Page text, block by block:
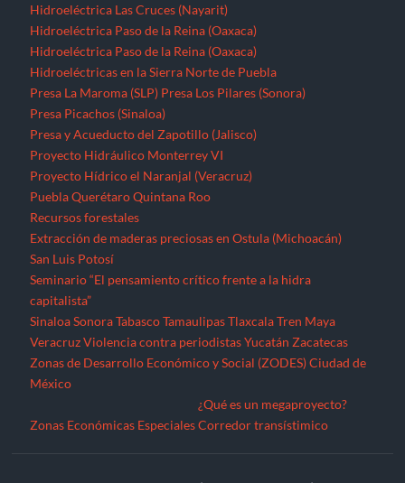
Hidroeléctrica Las Cruces (Nayarit)
Hidroeléctrica Paso de la Reina (Oaxaca)
Hidroeléctrica Paso de la Reina (Oaxaca)
Hidroeléctricas en la Sierra Norte de Puebla
Presa La Maroma (SLP) Presa Los Pilares (Sonora)
Presa Picachos (Sinaloa)
Presa y Acueducto del Zapotillo (Jalisco)
Proyecto Hidráulico Monterrey VI
Proyecto Hídrico el Naranjal (Veracruz)
Puebla Querétaro Quintana Roo
Recursos forestales
Extracción de maderas preciosas en Ostula (Michoacán)
San Luis Potosí
Seminario “El pensamiento crítico frente a la hidra
capitalista”
Sinaloa Sonora Tabasco Tamaulipas Tlaxcala Tren Maya
Veracruz Violencia contra periodistas Yucatán Zacatecas
Zonas de Desarrollo Económico y Social (ZODES) Ciudad de
México
Zonas Económicas Especiales
¿Qué es un megaproyecto?
Corredor transístimico